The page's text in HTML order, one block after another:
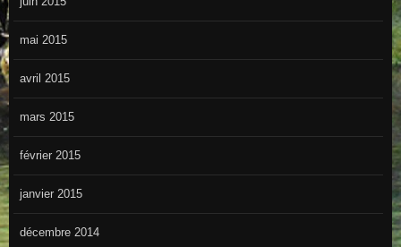
mai 2015
avril 2015
mars 2015
février 2015
janvier 2015
décembre 2014